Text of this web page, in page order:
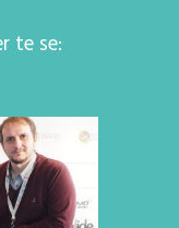
te se: